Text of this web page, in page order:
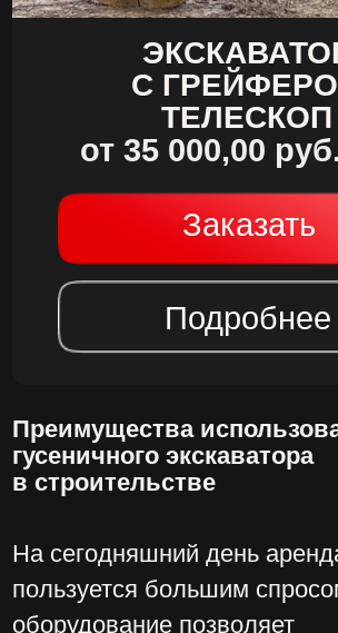
Аренда экскаватора с грейфером
в Москве и Московской области
оборудование позволяет
механизировать погрузочно-
разгрузочные работы и ускорить их срок
выполнения. Благодаря такой технике
происходит быстрая погрузка или
разгрузка кусковых, крупнокусковых,
сыпучих, длинномерных грузов и т.д.
Грейфер в строительстве –
преимущества использования:
Отличный уровень работы;
Высокая производительность;
Простота эксплуатации устройств;
всеми строительными работами в
кратчайшие сроки. Устройство дает
возможность произвести быстрый
захват грунта или груза челюстным